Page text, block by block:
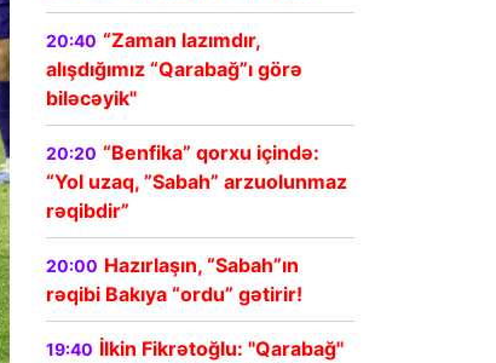
20:40 “Zaman lazımdır,
alışdığımız “Qarabağ”ı görə
biləcəyik"
20:20 “Benfika” qorxu içində:
“Yol uzaq, ”Sabah” arzuolunmaz
rəqibdir”
20:00 Hazırlaşın, “Sabah”ın
rəqibi Bakıya “ordu” gətirir!
19:40 İlkin Fikrətoğlu: "Qarabağ"